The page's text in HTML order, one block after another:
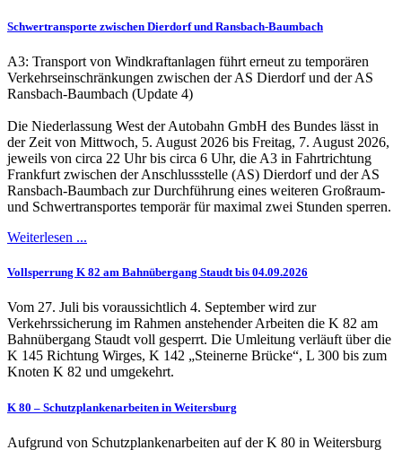
Schwertransporte zwischen Dierdorf und Ransbach-Baumbach
A3: Transport von Windkraftanlagen führt erneut zu temporären
Verkehrseinschränkungen zwischen der AS Dierdorf und der AS
Ransbach-Baumbach (Update 4)
Die Niederlassung West der Autobahn GmbH des Bundes lässt in
der Zeit von Mittwoch, 5. August 2026 bis Freitag, 7. August 2026,
jeweils von circa 22 Uhr bis circa 6 Uhr, die A3 in Fahrtrichtung
Frankfurt zwischen der Anschlussstelle (AS) Dierdorf und der AS
Ransbach-Baumbach zur Durchführung eines weiteren Großraum-
und Schwertransportes temporär für maximal zwei Stunden sperren.
Weiterlesen ...
Vollsperrung K 82 am Bahnübergang Staudt bis 04.09.2026
Vom 27. Juli bis voraussichtlich 4. September wird zur
Verkehrssicherung im Rahmen anstehender Arbeiten die K 82 am
Bahnübergang Staudt voll gesperrt. Die Umleitung verläuft über die
K 145 Richtung Wirges, K 142 „Steinerne Brücke“, L 300 bis zum
Knoten K 82 und umgekehrt.
K 80 – Schutzplankenarbeiten in Weitersburg
Aufgrund von Schutzplankenarbeiten auf der K 80 in Weitersburg